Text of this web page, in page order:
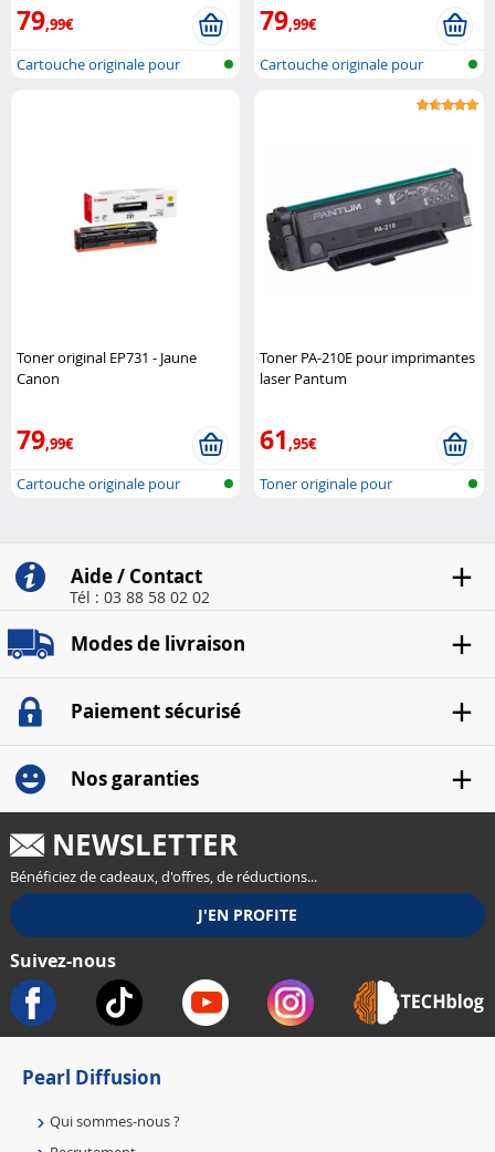
79,99€
Cartouche originale pour
79,99€
Cartouche originale pour
Toner original EP731 - Jaune
Canon
79,99€
Cartouche originale pour
Toner PA-210E pour imprimantes
laser Pantum
61,95€
Toner originale pour
Aide / Contact
Tél : 03 88 58 02 02
Modes de livraison
Paiement sécurisé
Nos garanties
NEWSLETTER
Bénéficiez de cadeaux, d'offres, de réductions...
Suivez-nous
Pearl Diffusion
Qui sommes-nous ?